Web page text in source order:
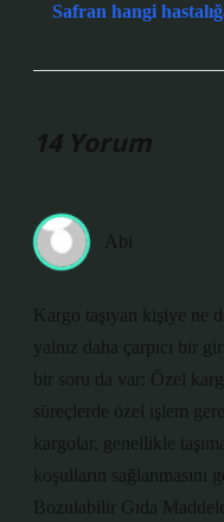
Safran hangi
14 Yorum
Abi
Kargo taşıyan kişiye ne
yalnız daha çarpıcı bir
bir soru da var: Özel
süreçlerde özel işlem
kargolar, genellikle
koşulların sağlanmasını
Bozulabilir Gıda